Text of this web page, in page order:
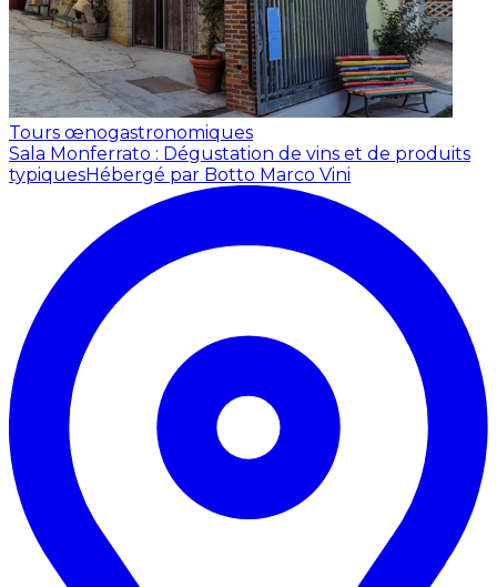
Tours œnogastronomiques
Sala Monferrato : Dégustation de vins et de produits
typiquesHébergé par Botto Marco Vini